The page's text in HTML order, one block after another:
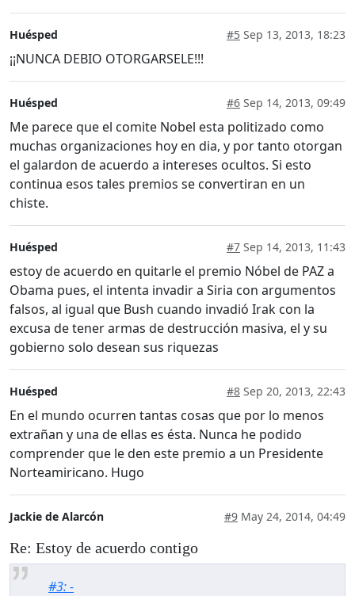
Huésped #5 Sep 13, 2013, 18:23
¡¡NUNCA DEBIO OTORGARSELE!!!
Huésped #6 Sep 14, 2013, 09:49
Me parece que el comite Nobel esta politizado como
muchas organizaciones hoy en dia, y por tanto otorgan
el galardon de acuerdo a intereses ocultos. Si esto
continua esos tales premios se convertiran en un
chiste.
Huésped #7 Sep 14, 2013, 11:43
estoy de acuerdo en quitarle el premio Nóbel de PAZ a
Obama pues, el intenta invadir a Siria con argumentos
falsos, al igual que Bush cuando invadió Irak con la
excusa de tener armas de destrucción masiva, el y su
gobierno solo desean sus riquezas
Huésped #8 Sep 20, 2013, 22:43
En el mundo ocurren tantas cosas que por lo menos
extrañan y una de ellas es ésta. Nunca he podido
comprender que le den este premio a un Presidente
Norteamiricano. Hugo
Jackie de Alarcón #9 May 24, 2014, 04:49
Re: Estoy de acuerdo contigo
#3: -